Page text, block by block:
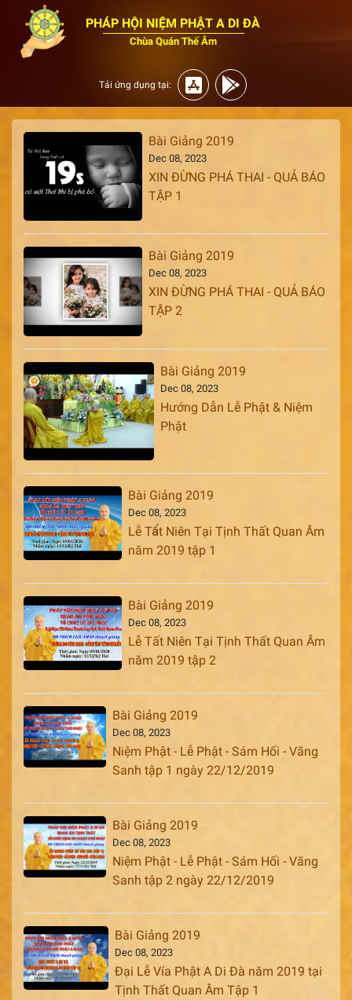
PHÁP HỘI NIỆM PHẬT A DI ĐÀ
Chùa Quán Thế Âm
Tải ứng dụng tại:
Bài Giảng 2019
Dec 08, 2023
XIN ĐỪNG PHÁ THAI - QUẢ BÁO
TẬP 1
Bài Giảng 2019
Dec 08, 2023
XIN ĐỪNG PHÁ THAI - QUẢ BÁO
TẬP 2
Bài Giảng 2019
Dec 08, 2023
Hướng Dẫn Lễ Phật & Niệm
Phật
Bài Giảng 2019
Dec 08, 2023
Lễ Tất Niên Tại Tịnh Thất Quan Âm
năm 2019 tập 1
Bài Giảng 2019
Dec 08, 2023
Lễ Tất Niên Tại Tịnh Thất Quan Âm
năm 2019 tập 2
Bài Giảng 2019
Dec 08, 2023
Niệm Phật - Lễ Phật - Sám Hối - Vãng
Sanh tập 1 ngày 22/12/2019
Bài Giảng 2019
Dec 08, 2023
Niệm Phật - Lễ Phật - Sám Hối - Vãng
Sanh tập 2 ngày 22/12/2019
Bài Giảng 2019
Dec 08, 2023
Đại Lễ Vía Phật A Di Đà năm 2019 tại
Tịnh Thất Quan Âm Tập 1